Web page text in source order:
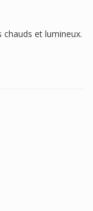
chauds et lumineux.